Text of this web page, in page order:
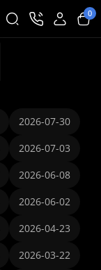
0
2026-07-30
2026-07-03
2026-06-08
2026-06-02
2026-04-23
2026-03-22